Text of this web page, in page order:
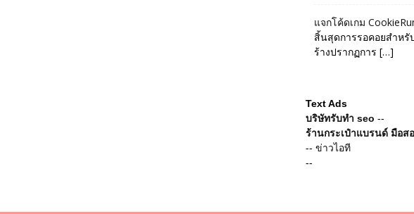
แจกโค้ดเกม
สิ้นสุดการรอคอยสำหรั
ร้างปรากฏการ […]
Text Ads
บริษัทรับทำ seo --
ร้านกระเป๋าแบรนด์ มือส
-- ข่าวไอที
--